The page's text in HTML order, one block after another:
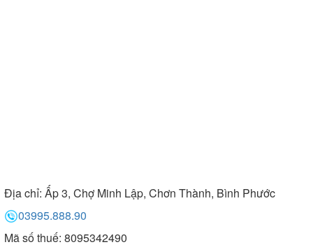
Địa chỉ: Ấp 3, Chợ Minh Lập, Chơn Thành, Bình Phước
03995.888.90
Mã số thuế: 8095342490